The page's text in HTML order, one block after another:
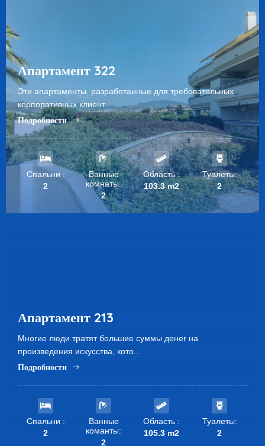
Апартамент 322
Эти апартаменты, разработанные для требовательных
корпоративных клиент...
Подробности
Спальни :
2
Ванные
комнаты:
2
Область :
103.3 m2
Туалеты:
2
Апартамент 213
Многие люди тратят большие суммы денег на
произведения искусства, кото...
Подробности
Спальни :
2
Ванные
команты:
2
Область :
105.3 m2
Туалеты:
2